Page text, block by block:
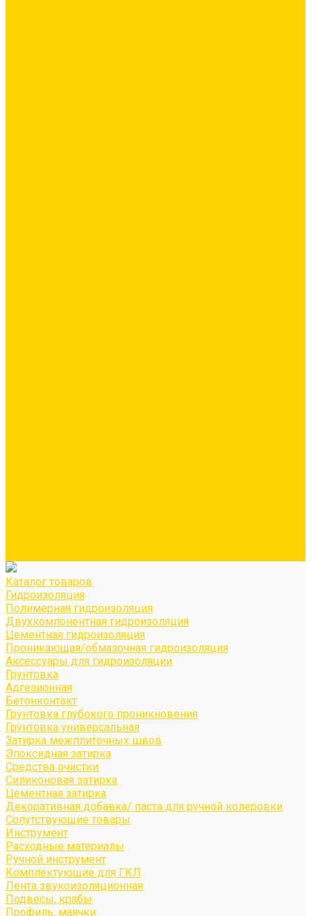
Каталог товаров
Гидроизоляция
Полимерная гидроизоляция
Двухкомпонентная гидроизоляция
Цементная гидроизоляция
Проникающая/обмазочная гидроизоляция
Аксессуары для гидроизоляции
Грунтовка
Адгезионная
Бетонконтакт
Грунтовка глубокого проникновения
Грунтовка универсальная
Затирка межплиточных швов
Эпоксидная затирка
Средства очистки
Силиконовая затирка
Цементная затирка
Декоративная добавка/ паста для ручной колеровки
Сопутствующие товары
Инструмент
Расходные материалы
Ручной инструмент
Комплектующие для ГКЛ
Лента звукоизоляционная
Подвесы, крабы
Профиль, маячки